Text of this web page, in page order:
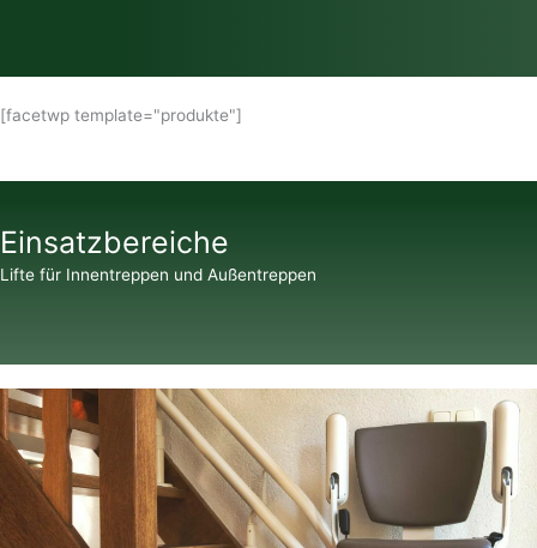
[facetwp template="produkte"]
Einsatzbereiche
Lifte für Innentreppen und Außentreppen